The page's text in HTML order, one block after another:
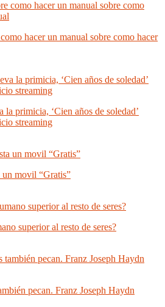
hacer un manual sobre como hacer
la primicia, ‘Cien años de soledad’
streaming
un movil “Gratis”
superior al resto de seres?
pecan. Franz Joseph Haydn